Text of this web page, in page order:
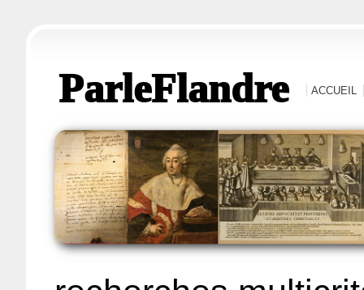
ParleFlandre ACCUEIL